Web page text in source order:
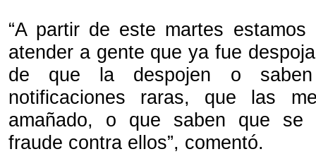
“A partir de este martes
atender a gente que ya fue
de que la despojen o
notificaciones raras, que las
amañado, o que saben que se
fraude contra ellos”, comentó.